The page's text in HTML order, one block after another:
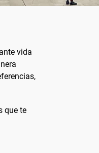
vida
que te